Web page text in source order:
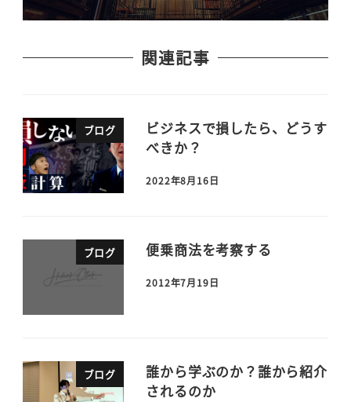
関連記事
ブログ
ビジネスで損したら、どうす
べきか？
2022年8月16日
ブログ 便乗商法を考察する
2012年7月19日
ブログ
誰から学ぶのか？誰から紹介
されるのか